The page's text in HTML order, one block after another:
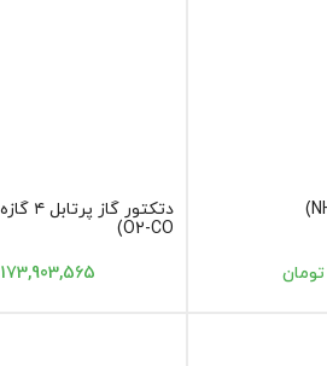
O2-CO)
173,903,565 تومان